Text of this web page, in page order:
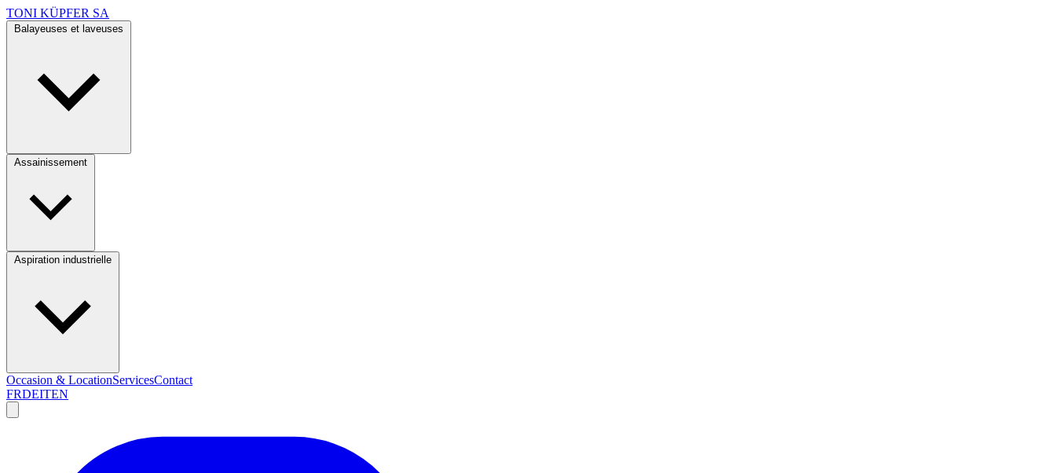
TONI KÜPFER SA
Occasion & LocationServicesContact
FRDEITEN